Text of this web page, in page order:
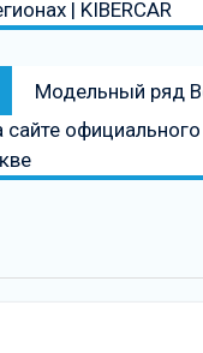
| KIBERCAR
Следующая
запись
Модельный ряд